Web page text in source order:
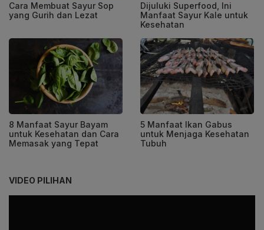
Cara Membuat Sayur Sop
yang Gurih dan Lezat
Dijuluki Superfood, Ini
Manfaat Sayur Kale untuk
Kesehatan
8 Manfaat Sayur Bayam
untuk Kesehatan dan Cara
Memasak yang Tepat
5 Manfaat Ikan Gabus
untuk Menjaga Kesehatan
Tubuh
VIDEO PILIHAN